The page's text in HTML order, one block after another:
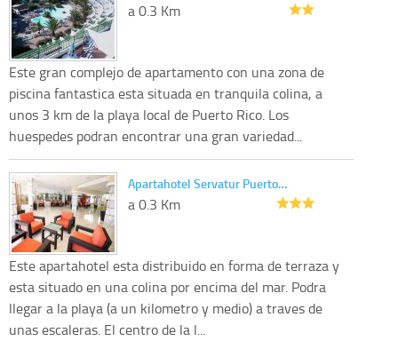
a 0.3 Km
Este gran complejo de apartamento con una zona de
piscina fantastica esta situada en tranquila colina, a
unos 3 km de la playa local de Puerto Rico. Los
huespedes podran encontrar una gran variedad...
Apartahotel Servatur Puerto…
a 0.3 Km
Este apartahotel esta distribuido en forma de terraza y
esta situado en una colina por encima del mar. Podra
llegar a la playa (a un kilometro y medio) a traves de
unas escaleras. El centro de la l...